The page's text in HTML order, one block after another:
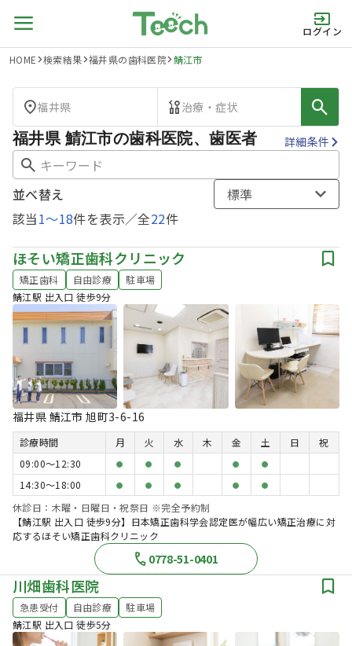
ログイン
HOME 検索結果 福井県の歯科医院 鯖江市
福井県 治療・症状
福井県 鯖江市の歯科医院、歯医者 詳細条件
該当1〜18件を表示／全22件
並べ替え 標準
ほそい矯正歯科クリニック
矯正歯科 自由診療
駐車場
鯖江駅 出入口 徒歩9分
福井県 鯖江市 旭町3-6-16
診療時間 月 火 水 木 金 土 日
祝
09:00〜12:30
● ● ● ● ●
14:30〜18:00 ● ● ● ● ●
休診日：木曜・日曜日・祝祭日 ※完全予約制
【鯖江駅 出入口 徒歩9分】日本矯正歯科学会認定医が幅広い矯正治療に対
応するほそい矯正歯科クリニック
0778-51-0401
川畑歯科医院
急患受付 自由診療
駐車場
鯖江駅 出入口 徒歩5分